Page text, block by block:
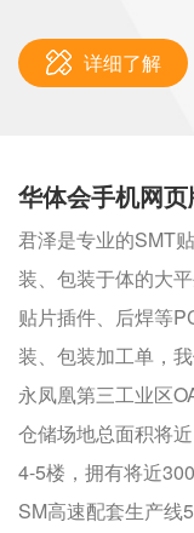
详细了解
华体会手机网
君泽是专业的SMT
装、包装于体的大
贴片插件、后焊等
装、包装加工单，
永凤凰第三工业区
仓储场地总面积将
4-5楼，拥有将近
SM高速配套生产线